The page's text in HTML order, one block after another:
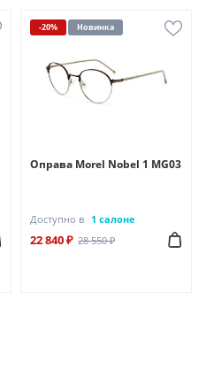
-20% Новинка
Оправа Morel Nobel 1 MG03
Доступно в 1 салоне
22 840 ₽ 28 550 ₽